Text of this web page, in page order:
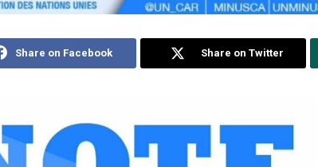
Share on Facebook Share on Twitter